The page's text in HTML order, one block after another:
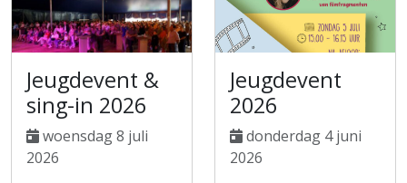
Jeugdevent &
sing-in 2026
woensdag 8 juli
2026
Jeugdevent
2026
donderdag 4 juni
2026